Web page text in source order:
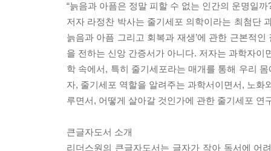
“늙음과 아픔은 정말 피할 수 없는 인간의 운명일까
저자 라정찬 박사는 줄기세포 의학이라는 최첨단
늙음과 아픔 그리고 회복과 재생’에 관한 근본적
을 전하는 신앙 간증서가 아니다. 저자는 과학자
학 속에서, 특히 줄기세포라는 매개를 통해 우리
자, 줄기세포 역할을 알려주는 과학서이면서, 노
루면서, 어떻게 살아갈 것인가에 관한 줄기세포 연
큰글자도서 소개
리더스원의 큰글자도서는 글자가 작아 독서에 어